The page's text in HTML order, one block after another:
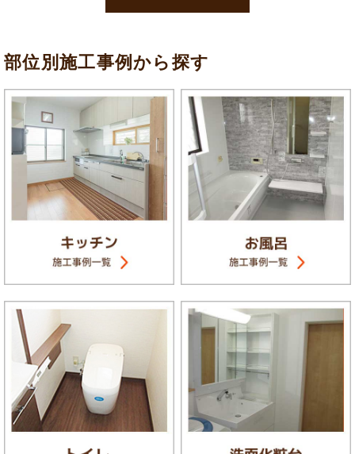
部位別施工事例から探す